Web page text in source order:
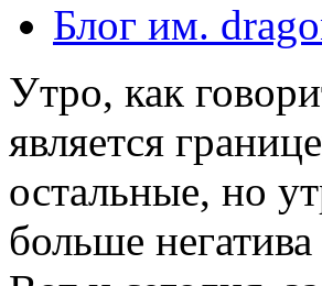
Блог им.
Утро, как
является
остальные, но
больше